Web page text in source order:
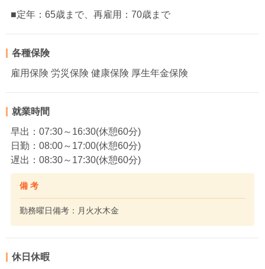
■定年：65歳まで、再雇用：70歳まで
各種保険
雇用保険 労災保険 健康保険 厚生年金保険
就業時間
早出：07:30～16:30(休憩60分)
日勤：08:00～17:00(休憩60分)
遅出：08:30～17:30(休憩60分)
備 考
勤務曜日備考：月火水木金
休日休暇